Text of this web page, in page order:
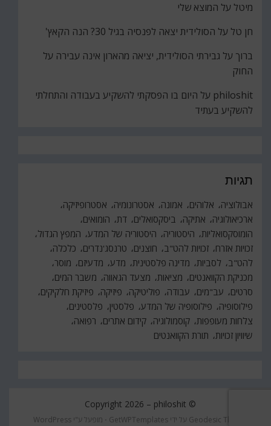
מיטל על המוצא שלי
חן טל על הסולידית יצאה לפנסיה בגיל 30? הנה הקאץ'
ברוך על גבירתי הסולידית, יציאה מהארון אינה עבירה על
החוק
philoshit על היום בו הפסקתי להשקיע בעבודה והתחלתי
להשקיע בעתיד
תגיות
אבולוציה אלוהים אמונה אסטרונומיה
אסטרופיזיקה
ארכיאולוגיה
אתיקה ביסקסואלים דת הומואים
הומוסקסואליות היסטוריה היסטוריה של המדע המפץ הגדול
זכויות אזרח זכויות להט"ב חוצנים טרנסג'נדרים
כלכלה
להט"ב
לסביות מדינה פלסטינית מדע מדעיזם
מוסר
מכניקת הקוואנטים
מציאות מצעד הגאווה
משבר המים
סרטים
עב"מים עבודה פוליטיקה פיזיקה
פיזיקת חלקיקים
פילוסופיה
פילוסופיה של המדע פלסטין פלסטינים
צלחות מעופפות קוסמולוגיה קידום אתרים
רפואה
שיוויון זכויות תורת הקוואנטים
© Copyright 2026 –
philoshit
Geodesic Theme על ידי GetWPTemplates מופעל ע"י WordPress